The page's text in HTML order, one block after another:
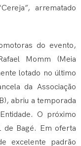
arrematado
do evento,
Momm (Meia
lotado no último
da Associação
abriu a temporada
O próximo
de Bagé. Em oferta
excelente padrão